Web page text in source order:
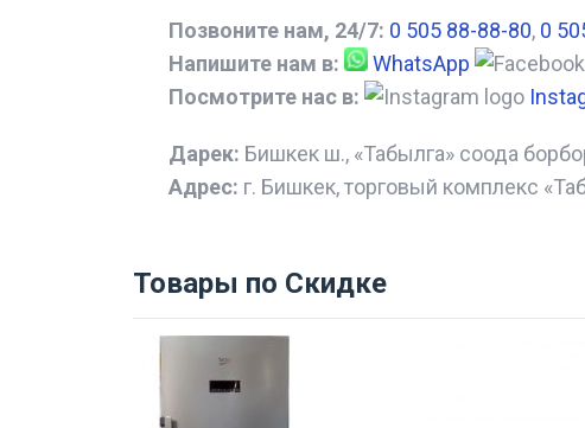
Позвоните нам, 24/7: 0 505 88-88-80, 0
Напишите нам в:
WhatsApp
Посмотрите нас в:
Дарек: Бишкек ш., «Табылга» соода
Адрес: г. Бишкек, торговый комплекс
Товары по Скидке